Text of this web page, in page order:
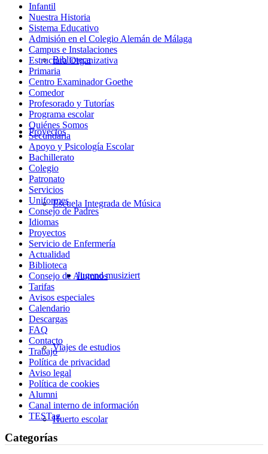
Biblioteca
Proyectos
Escuela Integrada de Música
Jugend musiziert
Viajes de estudios
Huerto escolar
Infantil
Nuestra Historia
Sistema Educativo
Admisión en el Colegio Alemán de Málaga
Campus e Instalaciones
Estructura Organizativa
Primaria
Centro Examinador Goethe
Comedor
Profesorado y Tutorías
Programa escolar
Quiénes Somos
Secundaria
Apoyo y Psicología Escolar
Bachillerato
Colegio
Patronato
Servicios
Uniformes
Consejo de Padres
Idiomas
Proyectos
Servicio de Enfermería
Actualidad
Biblioteca
Consejo de Alumnos
Tarifas
Avisos especiales
Calendario
Descargas
FAQ
Contacto
Trabajo
Política de privacidad
Aviso legal
Política de cookies
Alumni
Canal interno de información
TESTag
Categorías